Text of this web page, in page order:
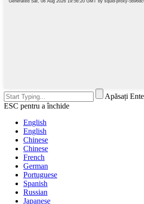
Apăsați
ESC pentru a închide
English
English
Chinese
Chinese
French
German
Portuguese
Spanish
Russian
Japanese